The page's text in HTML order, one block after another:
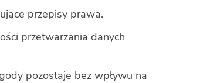
przepisy prawa.
przetwarzania danych
pozostaje bez wpływu na